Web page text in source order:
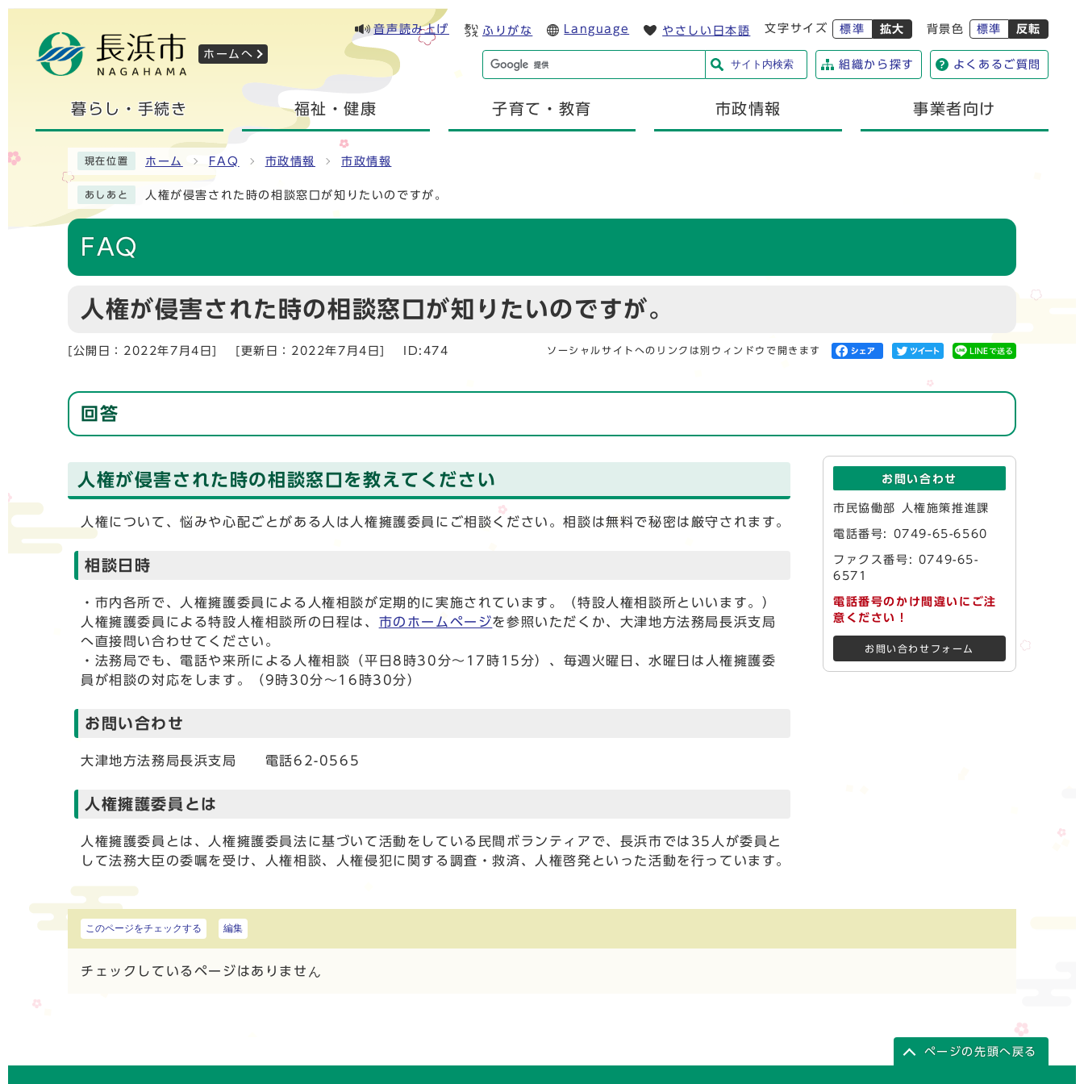
ホームへ
音声読み上げ ふりがな Language やさしい日本語 文字サイズ 標準 拡大 背景色 標準 反転
サイト内検索 組織から探す よくあるご質問
暮らし・手続き 福祉・健康 子育て・教育 市政情報 事業者向け
現在位置 ホーム FAQ 市政情報 市政情報
あしあと 人権が侵害された時の相談窓口が知りたいのですが。
FAQ
人権が侵害された時の相談窓口が知りたいのですが。
[公開日：2022年7月4日] [更新日：2022年7月4日] ID:474 ソーシャルサイトへのリンクは別ウィンドウで開きます
回答
人権が侵害された時の相談窓口を教えてください
人権について、悩みや心配ごとがある人は人権擁護委員にご相談ください。相談は無料で秘密は厳守されます。
相談日時
・市内各所で、人権擁護委員による人権相談が定期的に実施されています。（特設人権相談所といいます。）
人権擁護委員による特設人権相談所の日程は、 市のホームページを参照いただくか、大津地方法務局長浜支局
へ直接問い合わせてください。
・法務局でも、電話や来所による人権相談（平日8時30分～17時15分）、毎週火曜日、水曜日は人権擁護委
員が相談の対応をします。（9時30分～16時30分）
お問い合わせ
大津地方法務局長浜支局 電話62-0565
人権擁護委員とは
人権擁護委員とは、人権擁護委員法に基づいて活動をしている民間ボランティアで、長浜市では35人が委員と
して法務大臣の委嘱を受け、人権相談、人権侵犯に関する調査・救済、人権啓発といった活動を行っています。
お問い合わせ
市民協働部 人権施策推進課
電話番号: 0749-65-6560
ファクス番号: 0749-65-
6571
電話番号のかけ間違いにご注
意ください！
お問い合わせフォーム
このページをチェックする 編集
チェックしているページはありません
ページの先頭へ戻る